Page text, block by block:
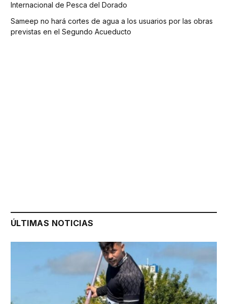
Internacional de Pesca del Dorado
Sameep no hará cortes de agua a los usuarios por las obras
previstas en el Segundo Acueducto
ÚLTIMAS NOTICIAS